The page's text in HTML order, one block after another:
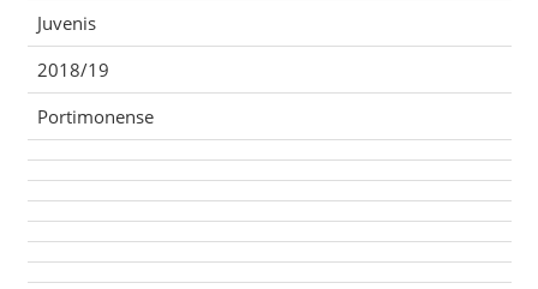
Juvenis
2018/19
Portimonense